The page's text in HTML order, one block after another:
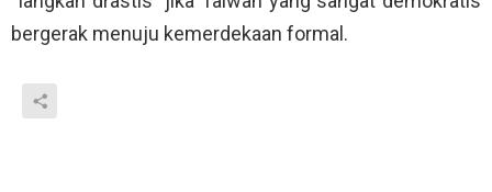
bergerak menuju kemerdekaan formal.